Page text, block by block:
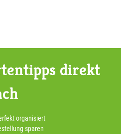
direkt
organisiert
sparen